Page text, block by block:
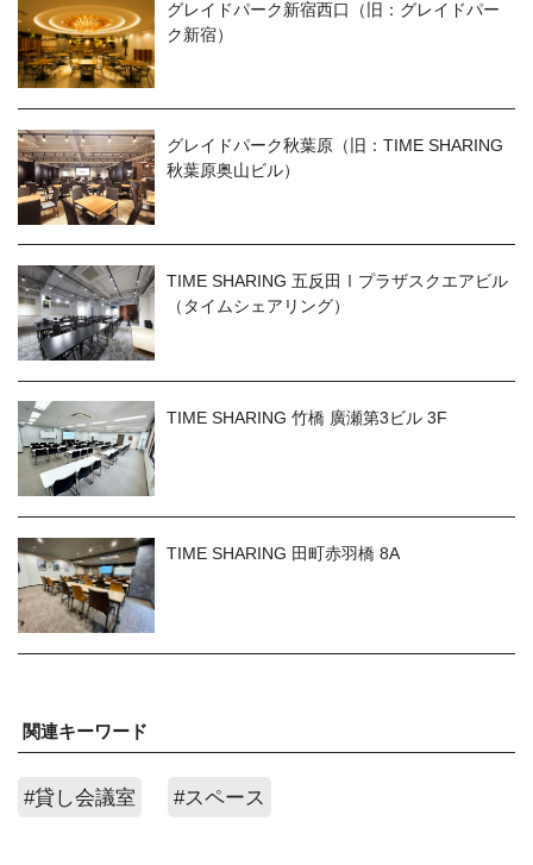
グレイドパーク新宿西口（旧：グレイドパー
ク新宿）
グレイドパーク秋葉原（旧：TIME SHARING
秋葉原奥山ビル）
TIME SHARING 五反田Ⅰプラザスクエアビル
（タイムシェアリング）
TIME SHARING 竹橋 廣瀬第3ビル 3F
TIME SHARING 田町赤羽橋 8A
関連キーワード
#貸し会議室 #スペース